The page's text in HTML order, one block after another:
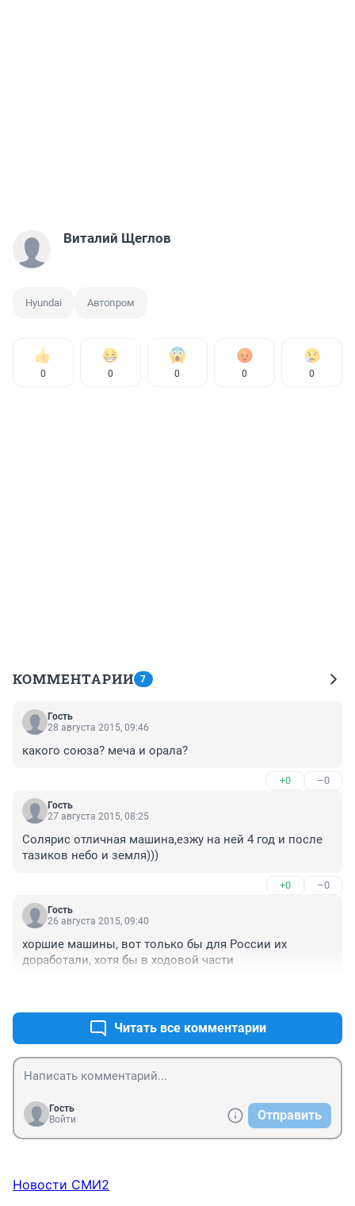
Виталий Щеглов
Hyundai Автопром
0 0 0 0 0
КОММЕНТАРИИ 7
Гость
28 августа 2015, 09:46
какого союза? меча и орала?
+0 –0
Гость
27 августа 2015, 08:25
Солярис отличная машина,езжу на ней 4 год и после
тазиков небо и земля)))
+0 –0
Гость
26 августа 2015, 09:40
хоршие машины, вот только бы для России их
доработали, хотя бы в ходовой части
Читать все комментарии
Гость
Войти
Отправить
Новости СМИ2